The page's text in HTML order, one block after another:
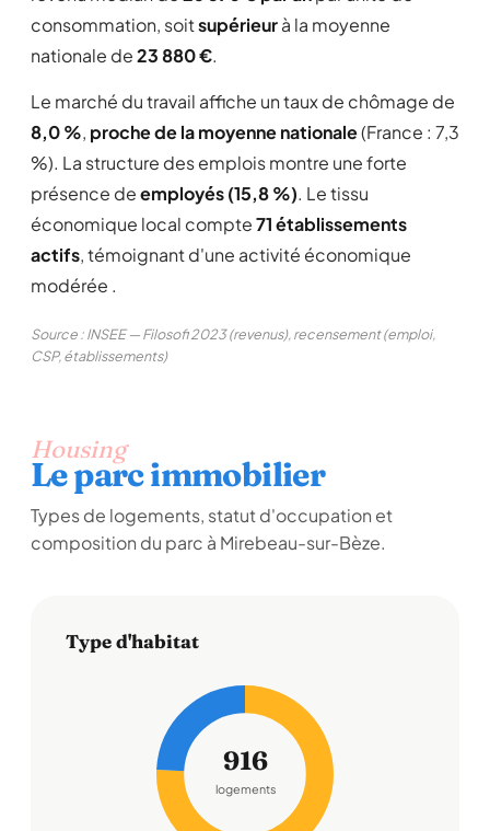
consommation, soitsupérieurà la moyenne
nationale de23 880 €.
Le marché du travail affiche un taux de chômage de
8,0 %, proche de la moyenne nationale(France : 7,3
%). La structure des emplois montre une forte
présence deemployés (15,8 %). Le tissu
économique local compte71 établissements
actifs, témoignant d'une activité économique
modérée .
Source : INSEE — Filosofi 2023 (revenus), recensement (emploi,
CSP, établissements)
Housing
Le parc immobilier
Types de logements, statut d'occupation et
composition du parc à Mirebeau-sur-Bèze.
Type d'habitat
916
logements